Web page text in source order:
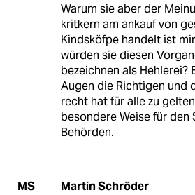
Warum sie aber der
kritkern am ankauf von
Kindsköfpe handelt ist
würden sie diesen
bezeichnen als Hehlerei?
Augen die Richtigen und
recht hat für alle zu
besondere Weise für den
Behörden.
MS Martin Schröder